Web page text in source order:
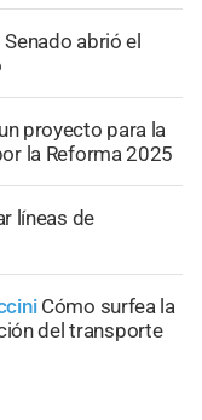
Senado abrió el
proyecto para la
la Reforma 2025
líneas de
Cómo surfea la
del transporte